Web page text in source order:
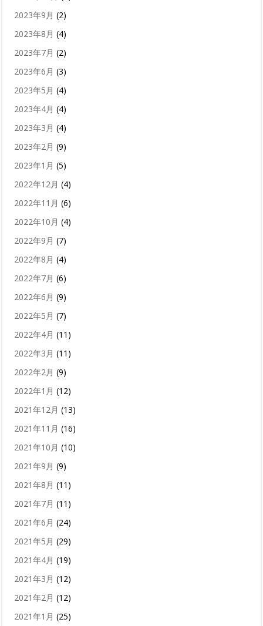
2023年9月 (2)
2023年8月 (4)
2023年7月 (2)
2023年6月 (3)
2023年5月 (4)
2023年4月 (4)
2023年3月 (4)
2023年2月 (9)
2023年1月 (5)
2022年12月 (4)
2022年11月 (6)
2022年10月 (4)
2022年9月 (7)
2022年8月 (4)
2022年7月 (6)
2022年6月 (9)
2022年5月 (7)
2022年4月 (11)
2022年3月 (11)
2022年2月 (9)
2022年1月 (12)
2021年12月 (13)
2021年11月 (16)
2021年10月 (10)
2021年9月 (9)
2021年8月 (11)
2021年7月 (11)
2021年6月 (24)
2021年5月 (29)
2021年4月 (19)
2021年3月 (12)
2021年2月 (12)
2021年1月 (25)